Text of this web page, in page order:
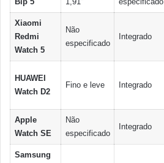
Xiaomi
Redmi
Watch 5
Não
especificado
Integrado
HUAWEI
Watch D2
Fino e leve Integrado
Apple
Watch SE
Não
especificado
Integrado
Samsung